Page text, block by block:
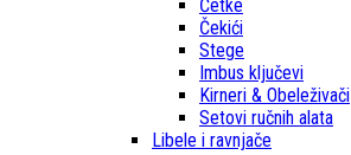
Četke
Čekići
Stege
Imbus ključevi
Kirneri & Obeleživači
Setovi ručnih alata
Libele i ravnjače